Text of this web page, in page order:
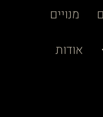
מנויים
אודות